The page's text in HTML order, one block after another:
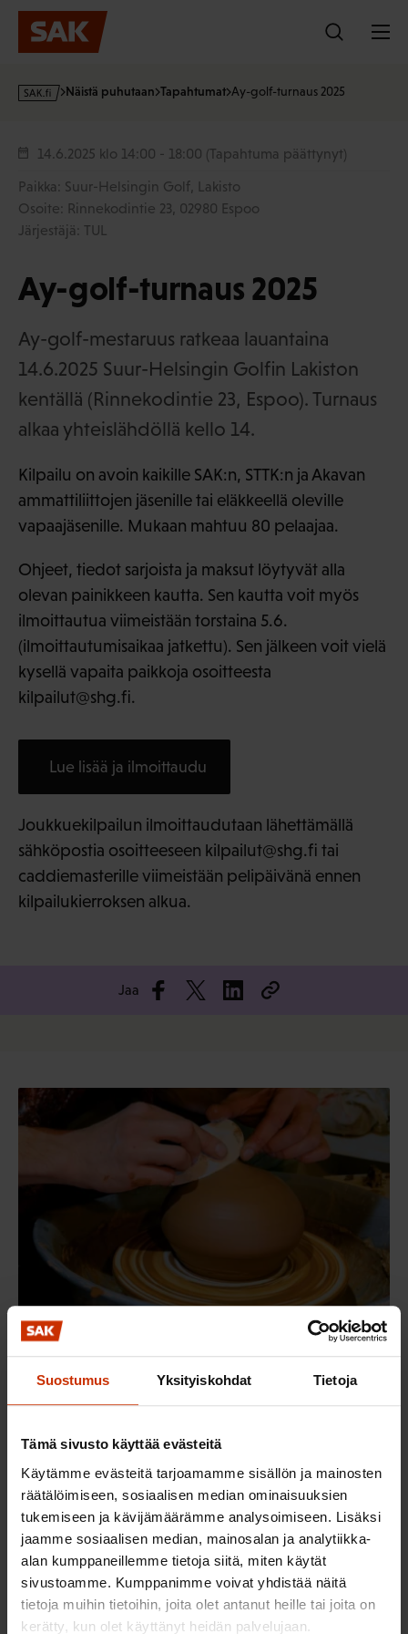
Suostumus Yksityiskohdat Tietoja
Tämä sivusto käyttää evästeitä
Käytämme evästeitä tarjoamamme sisällön ja mainosten
räätälöimiseen, sosiaalisen median ominaisuuksien
tukemiseen ja kävijämäärämme analysoimiseen. Lisäksi
jaamme sosiaalisen median, mainosalan ja analytiikka-
alan kumppaneillemme tietoja siitä, miten käytät
sivustoamme. Kumppanimme voivat yhdistää näitä
tietoja muihin tietoihin, joita olet antanut heille tai joita on
kerätty, kun olet käyttänyt heidän palvelujaan.
Hyppää
sisältöön
s
·
Näistä puhutaan Tapahtumat Ay-golf-turnaus 2025
14.6.2025 klo 14:00 - 18:00 (Tapahtuma päättynyt)
Paikka: Suur-Helsingin Golf, Lakisto
Osoite: Rinnekodintie 23, 02980 Espoo
Järjestäjä: TUL
Ay-golf-turnaus 2025
Ay-golf-mestaruus ratkeaa lauantaina
14.6.2025 Suur-Helsingin Golfin Lakiston
kentällä (Rinnekodintie 23, Espoo). Turnaus
alkaa yhteislähdöllä kello 14.
Kilpailu on avoin kaikille SAK:n, STTK:n ja Akavan
ammattiliittojen jäsenille tai eläkkeellä oleville
vapaajäsenille. Mukaan mahtuu 80 pelaajaa.
Ohjeet, tiedot sarjoista ja maksut löytyvät alla
olevan painikkeen kautta. Sen kautta voit myös
ilmoittautua viimeistään torstaina 5.6.
(ilmoittautumisaikaa jatkettu). Sen jälkeen voit vielä
kysellä vapaita paikkoja osoitteesta
kilpailut@shg.fi.
Lue lisää ja ilmoittaudu
Joukkuekilpailun ilmoittaudutaan lähettämällä
sähköpostia osoitteeseen kilpailut@shg.fi tai
caddiemasterille viimeistään pelipäivänä ennen
kilpailukierroksen alkua.
Jaa
Tulevat tapahtumat
SAK:n kulttuuriapurahojen haku
vuodelle 2027
1.-31.8.2026
SAK:n kulttuuriapurahojen haku vuodelle
2027
Katso lisätiedot